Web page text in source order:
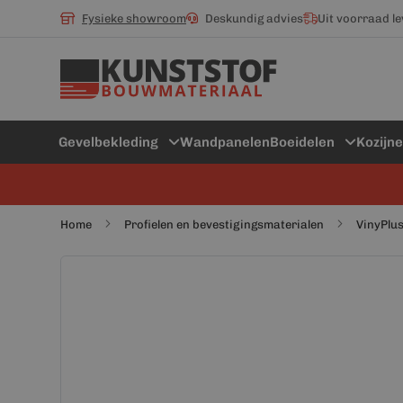
Fysieke showroom Deskundig advies Uit voorraad
Gevelbekleding WandpanelenBoeidelen
Home Profielen en bevestigingsmaterialen